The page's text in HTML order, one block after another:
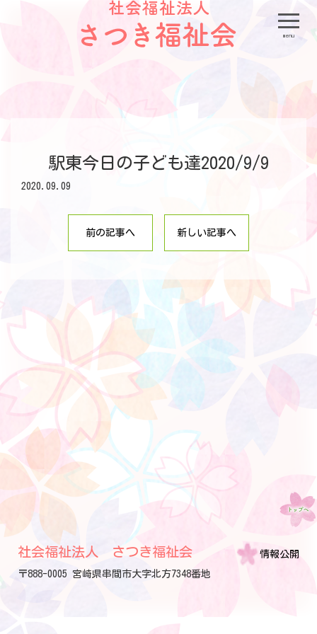
menu
駅東今日の子ども達2020/9/9
2020.09.09
前の記事へ 新しい記事へ
社会福祉法人 さつき福祉会
〒888-0005 宮崎県串間市大字北方7348番地
情報公開